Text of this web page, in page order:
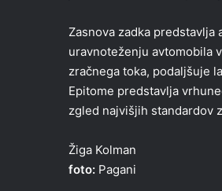
Zasnova zadka
uravnoteženju avtomobila
zračnega toka, podaljšuje
Epitome predstavlja
zgled najvišjih standardov
Žiga Kolman
foto: Pagani